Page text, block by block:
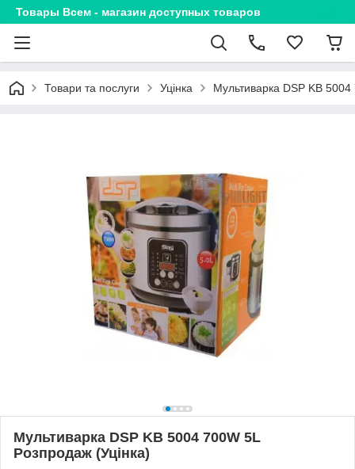
Товары Всем - магазин доступных товаров
Товари та послуги Уцінка Мультиварка DSP KB
Мультиварка DSP KB 5004 700W 5L
Розпродаж (Уцінка)